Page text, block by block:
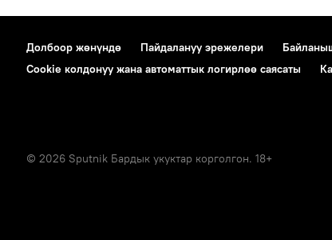
Долбоор жөнүндө Пайдалануу эрежелери
Cookie колдонуу жана автоматтык логирлөө саясаты
© 2026 Sputnik Бардык укуктар корголгон. 18+